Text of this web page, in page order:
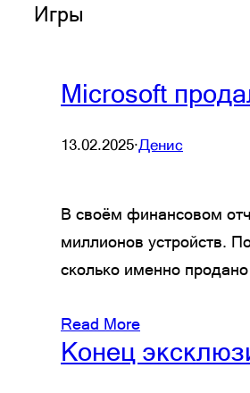
Игры
Microsoft
13.02.2025·Денис
В своём финансовом
миллионов устройств.
сколько именно
Read More
Конец